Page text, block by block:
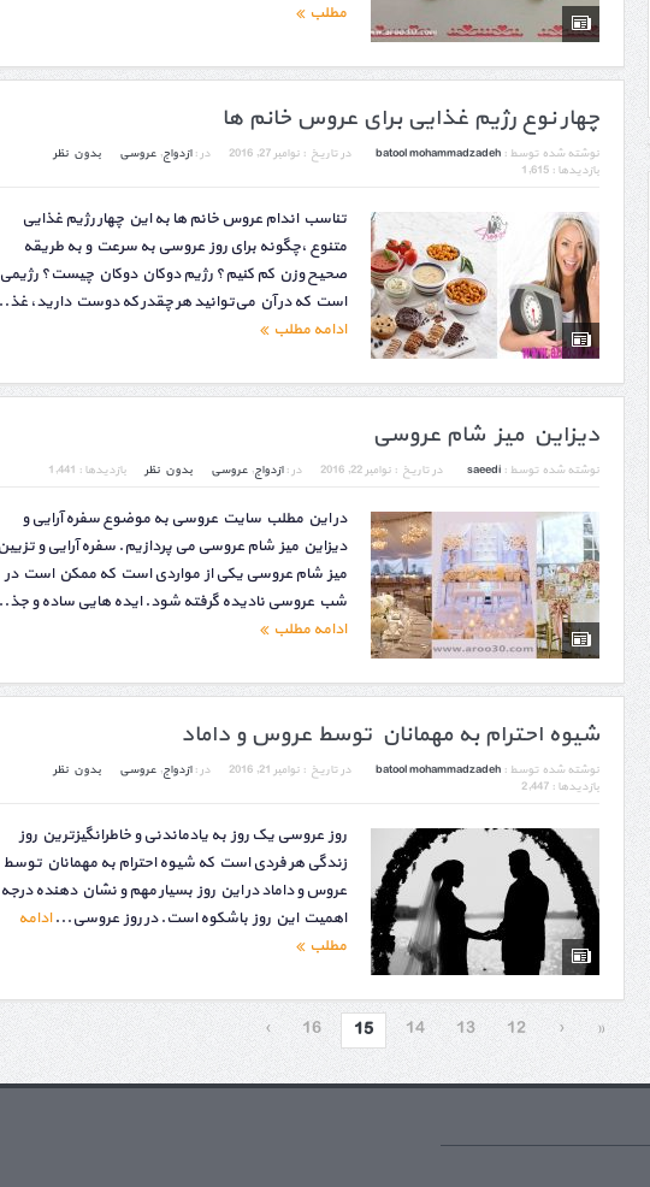
مطلب
چهار نوع رژیم غذایی برای عروس خانم ها
نوشته شده توسط : batool mohammadzadeh در تاریخ : نوامبر 27, 2016 در :ازدواج, عروسی
بدون نظر
بازدیدها : 1,615
تناسب اندام عروس خانم ها به این چهار رژیم غذایی
متنوع ،چگونه برای روز عروسی به سرعت و به طریقه
صحیح وزن کم کنیم؟ رژیم دوکان دوکان چیست؟ رژیمی
است که در آن می‌توانید هر چقدر که دوست دارید،
ادامه مطلب
دیزاین میز شام عروسی
نوشته شده توسط : saeedi در تاریخ : نوامبر 22, 2016 در :ازدواج, عروسی بدون نظر بازدیدها : 1,441
در این مطلب سایت عروسی به موضوع سفره آرایی و
دیزاین میز شام عروسی می پردازیم. سفره آرایی و تزیین
میز شام عروسی یکی از مواردی است که ممکن است در
شب عروسی نادیده گرفته شود. ایده هایی ساده و
ادامه مطلب
شیوه احترام به مهمانان توسط عروس و داماد
نوشته شده توسط : batool mohammadzadeh در تاریخ : نوامبر 21, 2016 در :ازدواج, عروسی
بدون نظر
بازدیدها : 2,447
روز عروسی یک روز به یادماندنی و خاطرانگیزترین روز
زندگی هر فردی است که شیوه احترام به مهمانان توسط
عروس و داماد در این روز بسیار مهم و نشان دهنده درجه
اهمیت این روز باشکوه است. در روز عروسی...ادامه
مطلب
«
‹
12
13
14
15
16
›